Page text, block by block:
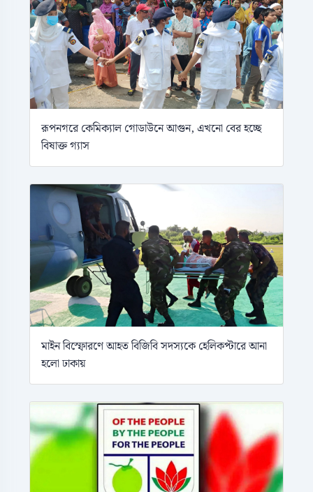
রূপনগরে কেমিক্যাল গোডাউনে আগুন, এখনো বের হচ্ছে
বিষাক্ত গ্যাস
মাইন বিস্ফোরণে আহত বিজিবি সদস্যকে হেলিকপ্টারে আনা
হলো ঢাকায়